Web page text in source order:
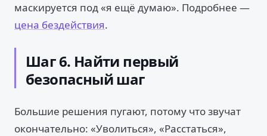
маскируется под «я ещё думаю». Подробнее —
цена бездействия.
Шаг 6. Найти первый
безопасный шаг
Большие решения пугают, потому что звучат
окончательно: «Уволиться», «Расстаться»,